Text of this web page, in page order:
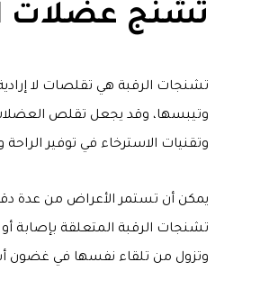
تشنج عضلات
تشنجات الرقبة هي تقلصات لا
وتيبسها، وقد يجعل تقلص العضلات
وتقنيات الاسترخاء في توفير الراحة
يمكن أن تستمر الأعراض من عدة
تشنجات الرقبة المتعلقة بإصابة
وتزول من تلقاء نفسها في غضون